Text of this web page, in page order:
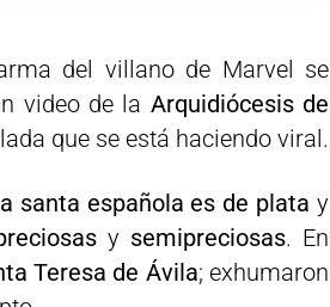
del villano de Marvel se
video de la Arquidiócesis de
que se está haciendo viral.
santa española es de platay
y semipreciosas. En
Teresa de Ávila; exhumaron